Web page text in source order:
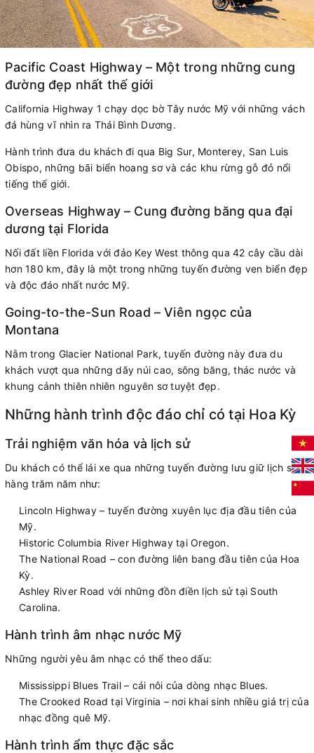
Pacific Coast Highway – Một trong những cung
đường đẹp nhất thế giới
California Highway 1 chạy dọc bờ Tây nước Mỹ với những vách
đá hùng vĩ nhìn ra Thái Bình Dương.
Hành trình đưa du khách đi qua Big Sur, Monterey, San Luis
Obispo, những bãi biển hoang sơ và các khu rừng gỗ đỏ nổi
tiếng thế giới.
Overseas Highway – Cung đường băng qua đại
dương tại Florida
Nối đất liền Florida với đảo Key West thông qua 42 cây cầu dài
hơn 180 km, đây là một trong những tuyến đường ven biển đẹp
và độc đáo nhất nước Mỹ.
Going-to-the-Sun Road – Viên ngọc của
Montana
Nằm trong Glacier National Park, tuyến đường này đưa du
khách vượt qua những dãy núi cao, sông băng, thác nước và
khung cảnh thiên nhiên nguyên sơ tuyệt đẹp.
Những hành trình độc đáo chỉ có tại Hoa Kỳ
Trải nghiệm văn hóa và lịch sử
Du khách có thể lái xe qua những tuyến đường lưu giữ lịch sử
hàng trăm năm như:
Lincoln Highway – tuyến đường xuyên lục địa đầu tiên của
Mỹ.
Historic Columbia River Highway tại Oregon.
The National Road – con đường liên bang đầu tiên của Hoa
Kỳ.
Ashley River Road với những đồn điền lịch sử tại South
Carolina.
Hành trình âm nhạc nước Mỹ
Những người yêu âm nhạc có thể theo dấu:
Mississippi Blues Trail – cái nôi của dòng nhạc Blues.
The Crooked Road tại Virginia – nơi khai sinh nhiều giá trị của
nhạc đồng quê Mỹ.
Hành trình ẩm thực đặc sắc